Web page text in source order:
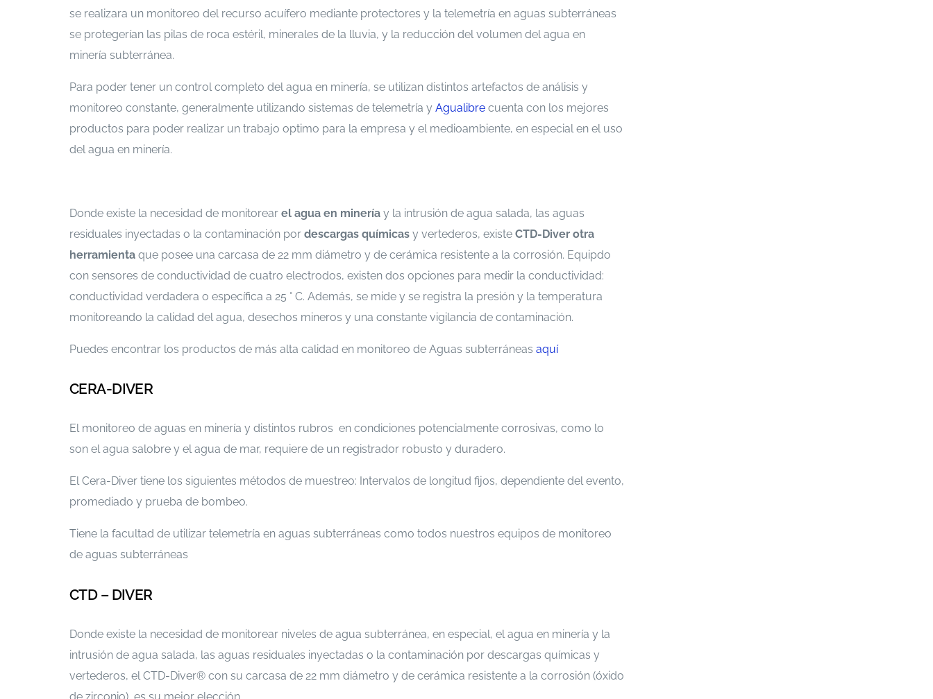
se realizara un monitoreo del recurso acuífero mediante protectores y la telemetría en aguas subterráneas
se protegerían las pilas de roca estéril, minerales de la lluvia, y la reducción del volumen del agua en
minería subterránea.
Para poder tener un control completo del agua en minería, se utilizan distintos artefactos de análisis y
monitoreo constante, generalmente utilizando sistemas de telemetría y Agualibre cuenta con los mejores
productos para poder realizar un trabajo optimo para la empresa y el medioambiente, en especial en el uso
del agua en minería.
Donde existe la necesidad de monitorear el agua en minería y la intrusión de agua salada, las aguas
residuales inyectadas o la contaminación por descargas químicas y vertederos, existe CTD-Diver otra
herramienta que posee una carcasa de 22 mm diámetro y de cerámica resistente a la corrosión. Equipdo
con sensores de conductividad de cuatro electrodos, existen dos opciones para medir la conductividad:
conductividad verdadera o específica a 25 ° C. Además, se mide y se registra la presión y la temperatura
monitoreando la calidad del agua, desechos mineros y una constante vigilancia de contaminación.
Puedes encontrar los productos de más alta calidad en monitoreo de Aguas subterráneas aquí
CERA-DIVER
El monitoreo de aguas en minería y distintos rubros en condiciones potencialmente corrosivas, como lo
son el agua salobre y el agua de mar, requiere de un registrador robusto y duradero.
El Cera-Diver tiene los siguientes métodos de muestreo: Intervalos de longitud fijos, dependiente del evento,
promediado y prueba de bombeo.
Tiene la facultad de utilizar telemetría en aguas subterráneas como todos nuestros equipos de monitoreo
de aguas subterráneas
CTD – DIVER
Donde existe la necesidad de monitorear niveles de agua subterránea, en especial, el agua en minería y la
intrusión de agua salada, las aguas residuales inyectadas o la contaminación por descargas químicas y
vertederos, el CTD-Diver® con su carcasa de 22 mm diámetro y de cerámica resistente a la corrosión (óxido